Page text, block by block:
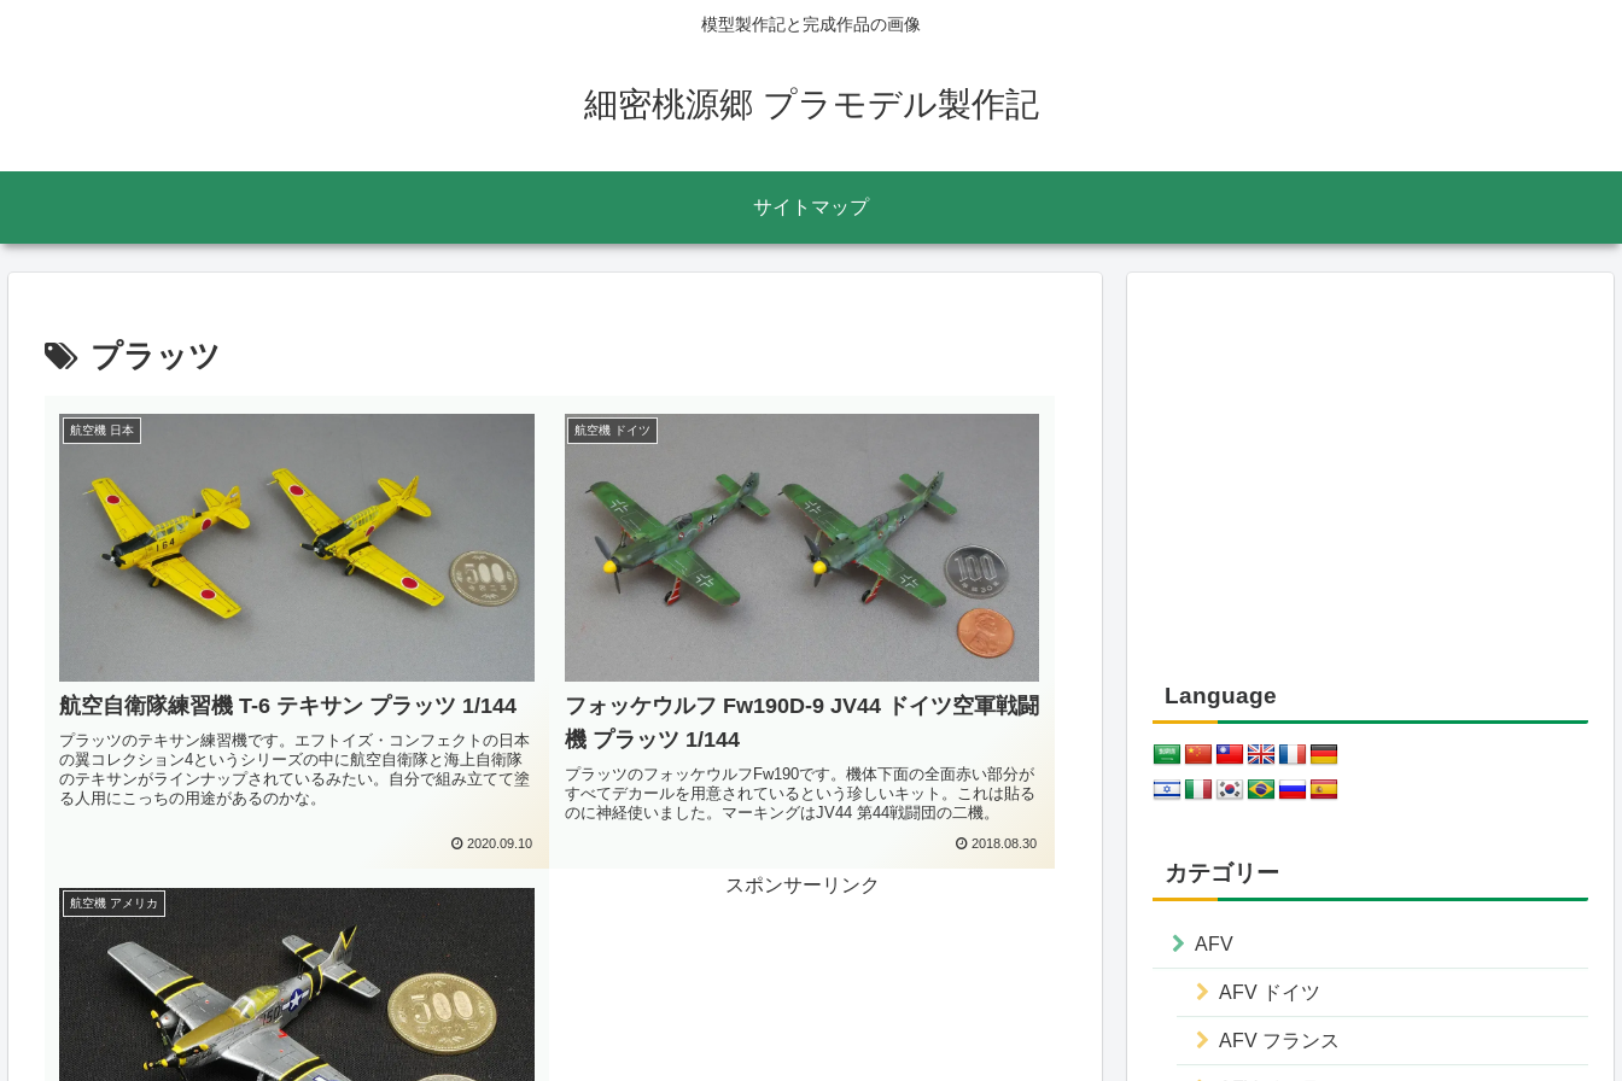
模型製作記と完成作品の画像
細密桃源郷 プラモデル製作記
サイトマップ
プラッツ
航空機 日本
航空自衛隊練習機 T-6 テキサン プラッツ 1/144
プラッツのテキサン練習機です。エフトイズ・コンフェクトの日本
の翼コレクション4というシリーズの中に航空自衛隊と海上自衛隊
のテキサンがラインナップされているみたい。自分で組み立てて塗
る人用にこっちの用途があるのかな。
2020.09.10
航空機 ドイツ
フォッケウルフ Fw190D-9 JV44 ドイツ空軍戦闘
機 プラッツ 1/144
プラッツのフォッケウルフFw190です。機体下面の全面赤い部分が
すべてデカールを用意されているという珍しいキット。これは貼る
のに神経使いました。マーキングはJV44 第44戦闘団の二機。
2018.08.30
航空機 アメリカ
スポンサーリンク
Language
カテゴリー
AFV
AFV ドイツ
AFV フランス